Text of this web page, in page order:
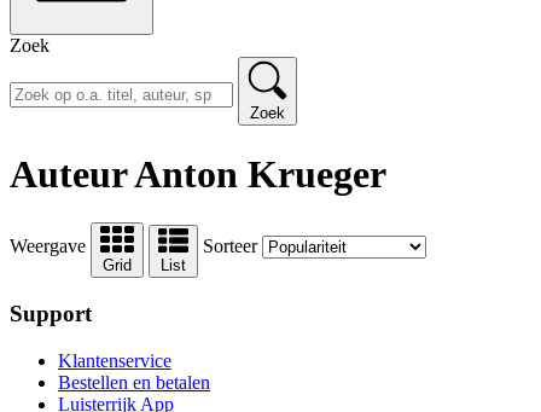
Zoek
Zoek
Auteur Anton Krueger
Weergave
Grid List
Sorteer
Support
Klantenservice
Bestellen en betalen
Luisterrijk App